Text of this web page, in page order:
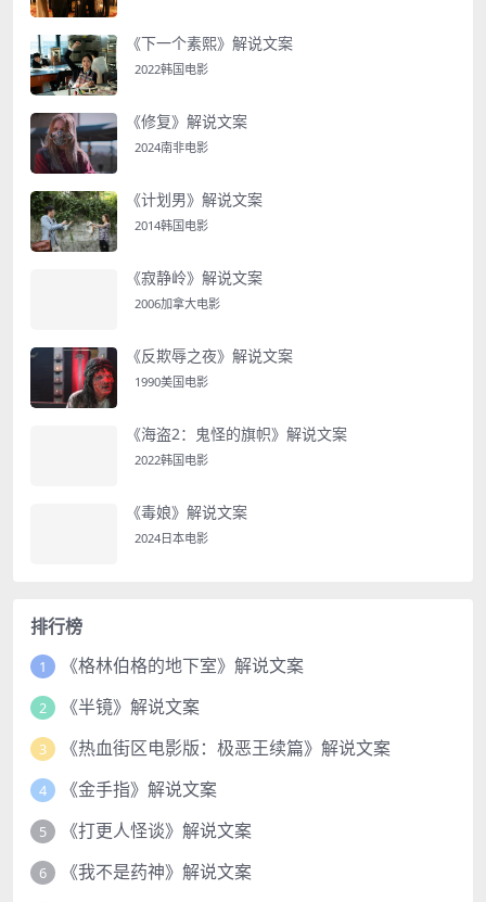
《下一个素熙》解说文案
2022韩国电影
《修复》解说文案
2024南非电影
《计划男》解说文案
2014韩国电影
《寂静岭》解说文案
2006加拿大电影
《反欺辱之夜》解说文案
1990美国电影
《海盗2：鬼怪的旗帜》解说文案
2022韩国电影
《毒娘》解说文案
2024日本电影
排行榜
1 《格林伯格的地下室》解说文案
2 《半镜》解说文案
3 《热血街区电影版：极恶王续篇》解说文案
4 《金手指》解说文案
5 《打更人怪谈》解说文案
6 《我不是药神》解说文案